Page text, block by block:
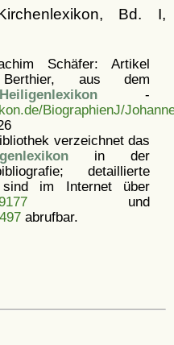
Bd. I,
Schäfer: Artikel
aus dem
-
BiographienJ/
verzeichnet das
in der
detaillierte
sind im Internet über
und
abrufbar.